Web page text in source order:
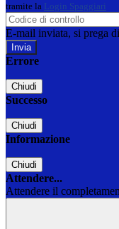
tramite la Login Spaggiari
E-mail inviata, si prega
Errore
Chiudi
Successo
Chiudi
Informazione
Chiudi
Attendere...
Attendere il